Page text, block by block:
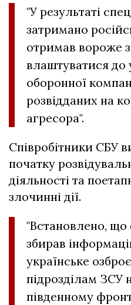
"У результаті
затримано
отримав вороже
влаштуватися до
оборонної
розвідданих на
агресора".
Співробітники СБУ
початку
діяльності та
злочинні дії.
"Встановлено, що
збирав
українське
підрозділам ЗСУ
південному